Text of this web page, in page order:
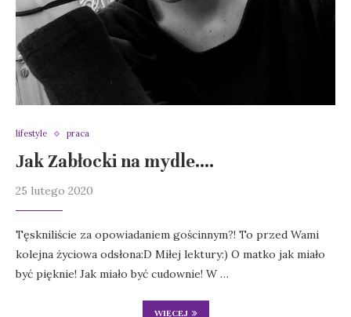
lifestyle praca
Jak Zabłocki na mydle….
25 lutego 2020
Tęskniliście za opowiadaniem gościnnym?! To przed Wami
kolejna życiowa odsłona:D Miłej lektury:) O matko jak miało
być pięknie! Jak miało być cudownie! W …
WIĘCEJ